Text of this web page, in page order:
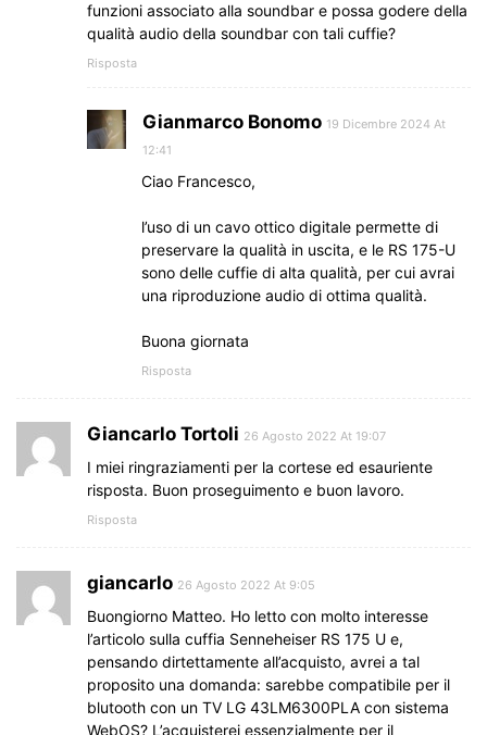
funzioni associato alla soundbar e possa godere della
qualità audio della soundbar con tali cuffie?
Risposta
Gianmarco Bonomo 19 Dicembre 2024 At
12:41
Ciao Francesco,
l’uso di un cavo ottico digitale permette di
preservare la qualità in uscita, e le RS 175-U
sono delle cuffie di alta qualità, per cui avrai
una riproduzione audio di ottima qualità.
Buona giornata
Risposta
Giancarlo Tortoli 26 Agosto 2022 At 19:07
I miei ringraziamenti per la cortese ed esauriente
risposta. Buon proseguimento e buon lavoro.
Risposta
giancarlo 26 Agosto 2022 At 9:05
Buongiorno Matteo. Ho letto con molto interesse
l’articolo sulla cuffia Senneheiser RS 175 U e,
pensando dirtettamente all’acquisto, avrei a tal
proposito una domanda: sarebbe compatibile per il
blutooth con un TV LG 43LM6300PLA con sistema
WebOS? L’acquisterei essenzialmente per il